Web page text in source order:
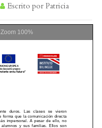
Escrito por Patricia
Zoom 100%